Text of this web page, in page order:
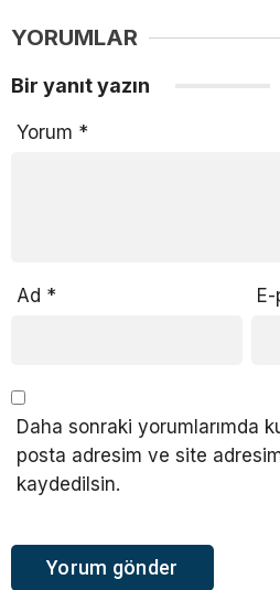
YORUMLAR
Bir yanıt yazın
Yorum *
Ad *
Daha sonraki yorumlarımda
posta adresim ve site
kaydedilsin.